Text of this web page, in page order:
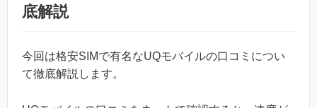
底解説
今回は格安SIMで有名なUQモバイルの口コミについ
て徹底解説します。